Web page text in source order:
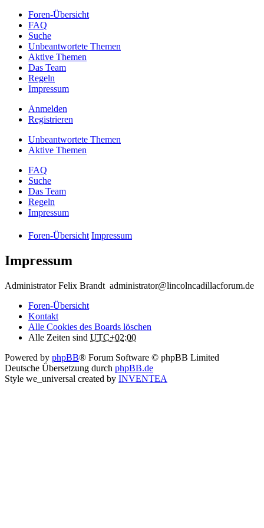
Foren-Übersicht
FAQ
Suche
Unbeantwortete Themen
Aktive Themen
Das Team
Regeln
Impressum
Anmelden
Registrieren
Unbeantwortete Themen
Aktive Themen
FAQ
Suche
Das Team
Regeln
Impressum
Foren-Übersicht Impressum
Impressum
Administrator Felix Brandt administrator@lincolncadillacforum.de
Foren-Übersicht
Kontakt
Alle Cookies des Boards löschen
Alle Zeiten sind UTC+02:00
Powered by phpBB® Forum Software © phpBB Limited
Deutsche Übersetzung durch phpBB.de
Style we_universal created by INVENTEA